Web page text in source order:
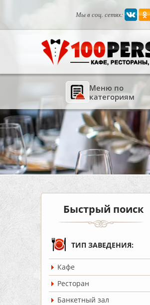
Мы в соц. сетях:
Меню по
категориям
Быстрый поиск
ТИП ЗАВЕДЕНИЯ:
Кафе
Ресторан
Банкетный зал